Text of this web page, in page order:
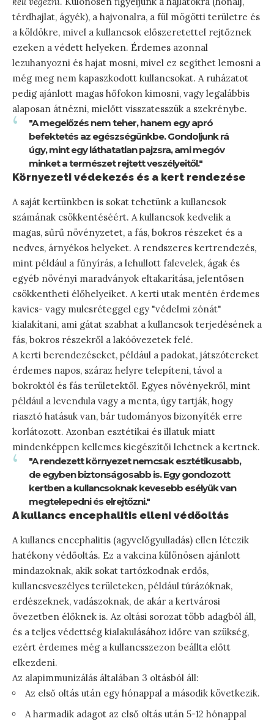
térdhajlat, ágyék), a hajvonalra, a fül mögötti területre és
a köldökre, mivel a kullancsok előszeretettel rejtőznek
ezeken a védett helyeken. Érdemes azonnal
lezuhanyozni és hajat mosni, mivel ez segíthet lemosni a
még meg nem kapaszkodott kullancsokat. A ruházatot
pedig ajánlott magas hőfokon kimosni, vagy legalábbis
alaposan átnézni, mielőtt visszatesszük a szekrénybe.
"A megelőzés nem teher, hanem egy apró
befektetés az egészségünkbe. Gondoljunk rá
úgy, mint egy láthatatlan pajzsra, ami megóv
minket a természet rejtett veszélyeitől."
Környezeti védekezés és a kert rendezése
A saját kertünkben is sokat tehetünk a kullancsok
számának csökkentéséért. A kullancsok kedvelik a
magas, sűrű növényzetet, a fás, bokros részeket és a
nedves, árnyékos helyeket. A rendszeres kertrendezés,
mint például a fűnyírás, a lehullott falevelek, ágak és
egyéb növényi maradványok eltakarítása, jelentősen
csökkentheti élőhelyeiket. A kerti utak mentén érdemes
kavics- vagy mulcsréteggel egy "védelmi zónát"
kialakítani, ami gátat szabhat a kullancsok terjedésének a
fás, bokros részekről a lakóövezetek felé.
A kerti berendezéseket, például a padokat, játszótereket
érdemes napos, száraz helyre telepíteni, távol a
bokroktól és fás területektől. Egyes növényekről, mint
például a levendula vagy a menta, úgy tartják, hogy
riasztó hatásuk van, bár tudományos bizonyíték erre
korlátozott. Azonban esztétikai és illatuk miatt
mindenképpen kellemes kiegészítői lehetnek a kertnek.
"A rendezett környezet nemcsak esztétikusabb,
de egyben biztonságosabb is. Egy gondozott
kertben a kullancsoknak kevesebb esélyük van
megtelepedni és elrejtőzni."
A kullancs encephalitis elleni védőoltás
A kullancs encephalitis (agyvelőgyulladás) ellen létezik
hatékony védőoltás. Ez a vakcina különösen ajánlott
mindazoknak, akik sokat tartózkodnak erdős,
kullancsveszélyes területeken, például túrázóknak,
erdészeknek, vadászoknak, de akár a kertvárosi
övezetben élőknek is. Az oltási sorozat több adagból áll,
és a teljes védettség kialakulásához időre van szükség,
ezért érdemes még a kullancsszezon beállta előtt
elkezdeni.
Az alapimmunizálás általában 3 oltásból áll:
Az első oltás után egy hónappal a második következik.
A harmadik adagot az első oltás után 5-12 hónappal